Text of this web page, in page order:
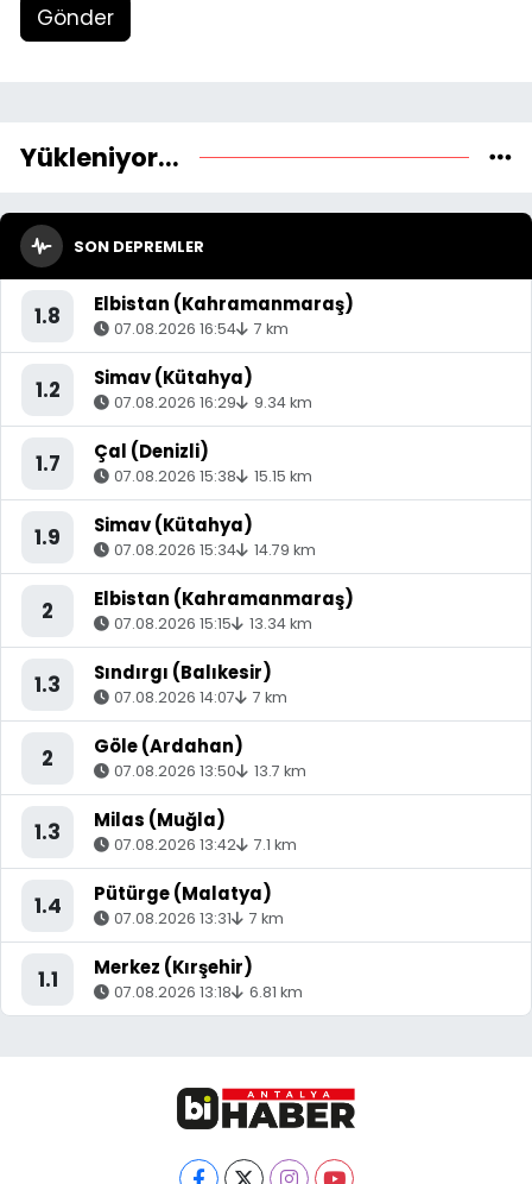
Gönder
Yükleniyor...
SON DEPREMLER
1.8 Elbistan (Kahramanmaraş)
07.08.2026 16:54 7 km
1.2 Simav (Kütahya)
07.08.2026 16:29 9.34 km
1.7 Çal (Denizli)
07.08.2026 15:38 15.15 km
1.9 Simav (Kütahya)
07.08.2026 15:34 14.79 km
2 Elbistan (Kahramanmaraş)
07.08.2026 15:15 13.34 km
1.3 Sındırgı (Balıkesir)
07.08.2026 14:07 7 km
2 Göle (Ardahan)
07.08.2026 13:50 13.7 km
1.3 Milas (Muğla)
07.08.2026 13:42 7.1 km
1.4 Pütürge (Malatya)
07.08.2026 13:31 7 km
1.1 Merkez (Kırşehir)
07.08.2026 13:18 6.81 km